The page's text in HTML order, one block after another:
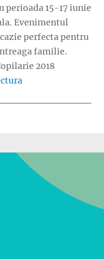
15-17 iunie
Evenimentul
perfecta pentru
familie.
2018